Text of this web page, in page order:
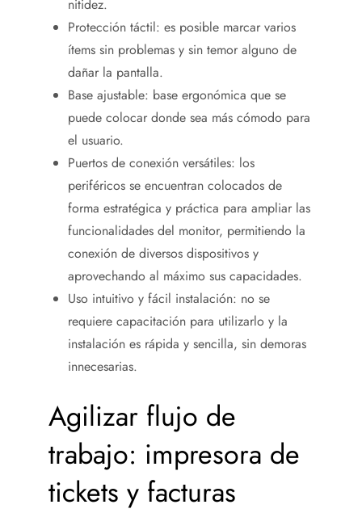
nitidez.
Protección táctil: es posible marcar varios
ítems sin problemas y sin temor alguno de
dañar la pantalla.
Base ajustable: base ergonómica que se
puede colocar donde sea más cómodo para
el usuario.
Puertos de conexión versátiles: los
periféricos se encuentran colocados de
forma estratégica y práctica para ampliar las
funcionalidades del monitor, permitiendo la
conexión de diversos dispositivos y
aprovechando al máximo sus capacidades.
Uso intuitivo y fácil instalación: no se
requiere capacitación para utilizarlo y la
instalación es rápida y sencilla, sin demoras
innecesarias.
Agilizar flujo de
trabajo: impresora de
tickets y facturas